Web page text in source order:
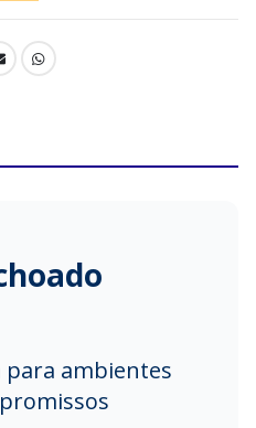
para ambientes